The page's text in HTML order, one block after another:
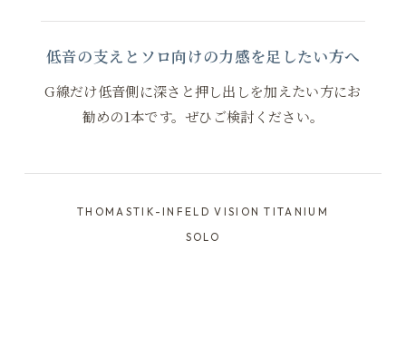
低音の支えとソロ向けの力感を足したい方へ
G線だけ低音側に深さと押し出しを加えたい方にお
勧めの1本です。ぜひご検討ください。
THOMASTIK-INFELD VISION TITANIUM
SOLO